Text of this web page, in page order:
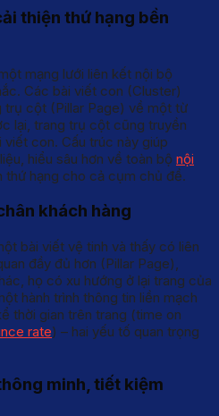
thiện thứ hạng bền
mạng lưới liên kết nội bộ
Các bài viết con (Cluster)
cột (Pillar Page) về một từ
lại, trang trụ cột cũng truyền
con. Cấu trúc này giúp
hiểu sâu hơn về toàn bộ nội
thứ hạng cho cả cụm chủ đề.
khách hàng
bài viết vệ tinh và thấy có liên
đầy đủ hơn (Pillar Page),
họ có xu hướng ở lại trang của
hành trình thông tin liền mạch
thời gian trên trang (time on
rate) – hai yếu tố quan trọng
minh, tiết kiệm